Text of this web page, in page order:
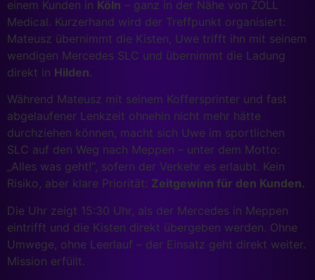
einem Kunden in Köln – ganz in der Nähe von ZOLL
Medical. Kurzerhand wird der Treffpunkt organisiert:
Mateusz übernimmt die Kisten, Uwe trifft ihn mit seinem
wendigen Mercedes SLC und übernimmt die Ladung
direkt in Hilden.
Während Mateusz mit seinem Koffersprinter und fast
abgelaufener Lenkzeit ohnehin nicht mehr hätte
durchziehen können, macht sich Uwe im sportlichen
SLC auf den Weg nach Meppen – unter dem Motto:
„Alles was geht!“, sofern der Verkehr es erlaubt. Kein
Risiko, aber klare Priorität: Zeitgewinn für den Kunden.
Die Uhr zeigt 15:30 Uhr, als der Mercedes in Meppen
eintrifft und die Kisten direkt übergeben werden. Ohne
Umwege, ohne Leerlauf – der Einsatz geht direkt weiter.
Mission erfüllt.